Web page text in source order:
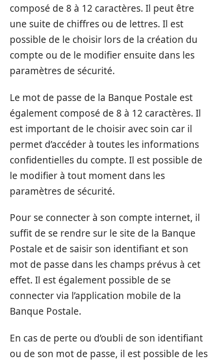
composé de 8 à 12 caractères. Il peut être
une suite de chiffres ou de lettres. Il est
possible de le choisir lors de la création du
compte ou de le modifier ensuite dans les
paramètres de sécurité.
Le mot de passe de la Banque Postale est
également composé de 8 à 12 caractères. Il
est important de le choisir avec soin car il
permet d’accéder à toutes les informations
confidentielles du compte. Il est possible de
le modifier à tout moment dans les
paramètres de sécurité.
Pour se connecter à son compte internet, il
suffit de se rendre sur le site de la Banque
Postale et de saisir son identifiant et son
mot de passe dans les champs prévus à cet
effet. Il est également possible de se
connecter via l’application mobile de la
Banque Postale.
En cas de perte ou d’oubli de son identifiant
ou de son mot de passe, il est possible de les